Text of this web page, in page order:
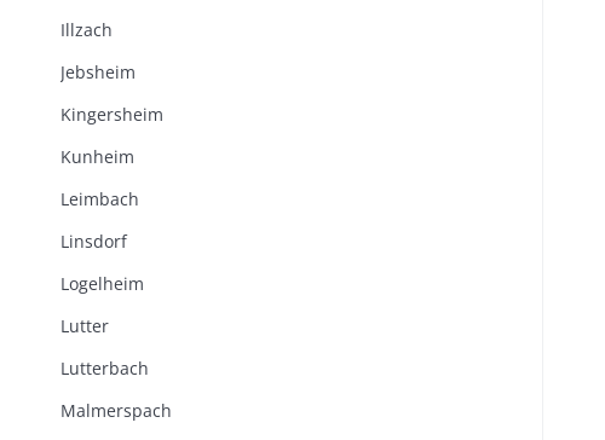
Illzach
Jebsheim
Kingersheim
Kunheim
Leimbach
Linsdorf
Logelheim
Lutter
Lutterbach
Malmerspach